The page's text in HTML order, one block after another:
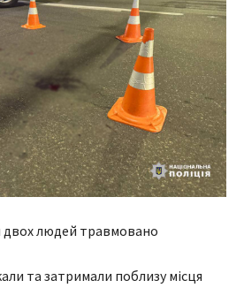
двох людей травмовано
та затримали поблизу місця